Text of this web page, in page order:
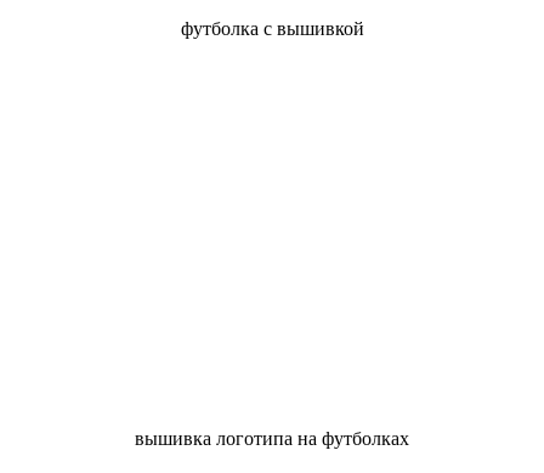
футболка с вышивкой
вышивка логотипа на футболках